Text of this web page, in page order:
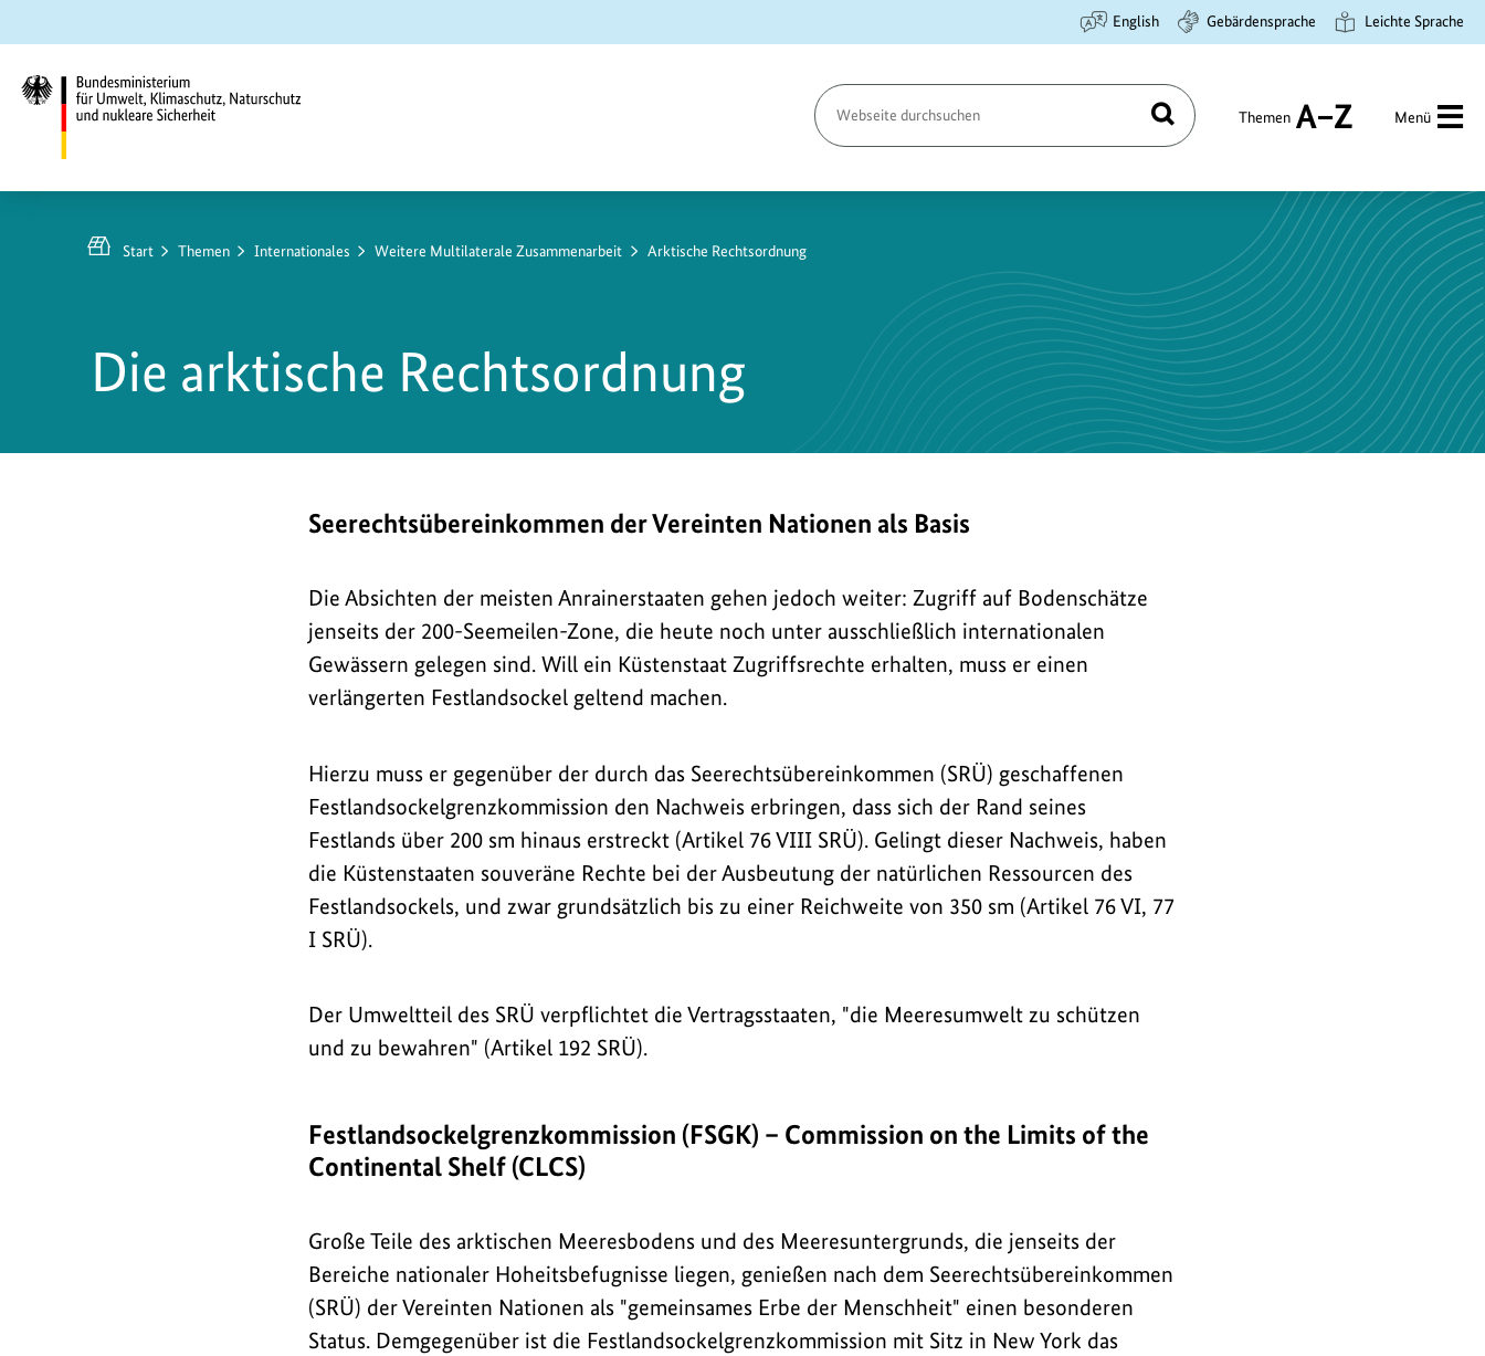
Hauptinhalt
springen
Suche
springen
Hauptnavigation
springen
English Gebärdensprache Leichte Sprache
Umwelt,
Klimaschutz,
Sicherheit
Seite
durchsuchen
Suchen Themen
A
Menü
Start Themen Internationales Weitere Multilaterale Zusammenarbeit Arktische Rechtsordnung
Die arktische Rechtsordnung
Seerechtsübereinkommen der Vereinten Nationen als Basis
Die Absichten der meisten Anrainerstaaten gehen jedoch weiter: Zugriff auf Bodenschätze
jenseits der 200-Seemeilen-Zone, die heute noch unter ausschließlich internationalen
Gewässern gelegen sind. Will ein Küstenstaat Zugriffsrechte erhalten, muss er einen
verlängerten Festlandsockel geltend machen.
Hierzu muss er gegenüber der durch das Seerechtsübereinkommen (SRÜ) geschaffenen
Festlandsockelgrenzkommission den Nachweis erbringen, dass sich der Rand seines
Festlands über 200 sm hinaus erstreckt (Artikel 76 VIII SRÜ). Gelingt dieser Nachweis, haben
die Küstenstaaten souveräne Rechte bei der Ausbeutung der natürlichen Ressourcen des
Festlandsockels, und zwar grundsätzlich bis zu einer Reichweite von 350 sm (Artikel 76 VI, 77
I SRÜ).
Der Umweltteil des SRÜ verpflichtet die Vertragsstaaten, "die Meeresumwelt zu schützen
und zu bewahren" (Artikel 192 SRÜ).
Festlandsockelgrenzkommission (FSGK) – Commission on the Limits of the
Continental Shelf (CLCS)
Große Teile des arktischen Meeresbodens und des Meeresuntergrunds, die jenseits der
Bereiche nationaler Hoheitsbefugnisse liegen, genießen nach dem Seerechtsübereinkommen
(SRÜ) der Vereinten Nationen als "gemeinsames Erbe der Menschheit" einen besonderen
Status. Demgegenüber ist die Festlandsockelgrenzkommission mit Sitz in New York das